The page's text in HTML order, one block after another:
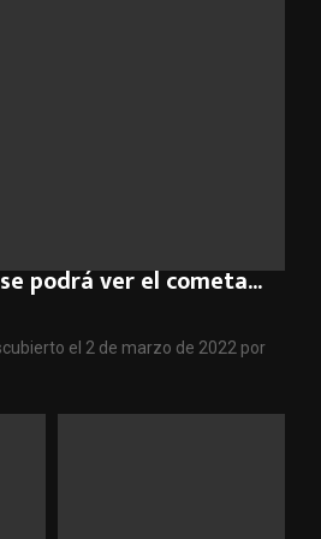
podrá ver el cometa...
el 2 de marzo de 2022 por